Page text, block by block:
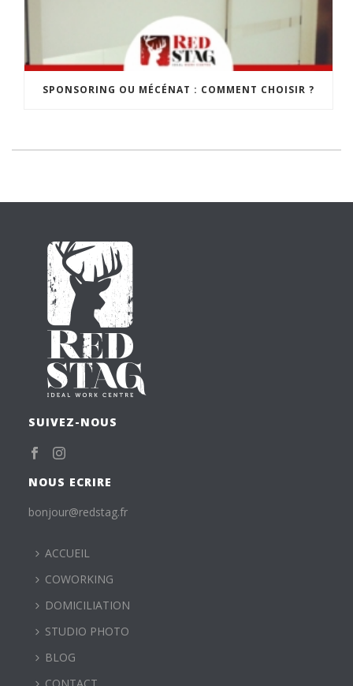
SPONSORING OU MÉCÉNAT : COMMENT CHOISIR ?
SUIVEZ-NOUS
NOUS ECRIRE
bonjour@redstag.fr
ACCUEIL
COWORKING
DOMICILIATION
STUDIO PHOTO
BLOG